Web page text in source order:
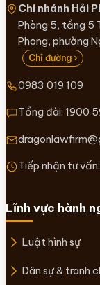
Chi nhánh Hải
Phòng 5, tầng 5
Phong, phường
Chỉ đường ›
0983 019 109
Tổng đài: 1900
Tiếp nhận tư
Lĩnh vực hành
Luật hình sự
Dân sự & tranh